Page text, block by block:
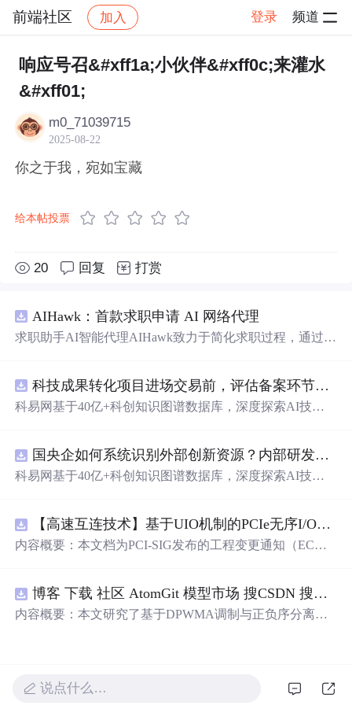
前端社区 加入 登录 频道
社区 前端社区 感慨 帖子详情
响应号召&#xff1a;小伙伴&#xff0c;来灌水
&#xff01;
m0_71039715
2025-08-22
你之于我，宛如宝藏
给本帖投票
20 回复 打赏
AIHawk：首款求职申请 AI 网络代理
求职助手AI智能代理AIHawk致力于简化求职过程，通过自
科技成果转化项目进场交易前，评估备案环节需要准备哪些材料？.docx
科易网基于40亿+科创知识图谱数据库，深度探索AI技术
新领域的AI+数智化解决方案，推动科技创新与产业创新
智能化发展。
国央企如何系统识别外部创新资源？内部研发体系完善，但对外部高校、中小科技企业技术能力缺乏动态认知。.docx
科易网基于40亿+科创知识图谱数据库，深度探索AI技术
新领域的AI+数智化解决方案，推动科技创新与产业创新
智能化发展。
【高速互连技术】基于UIO机制的PCIe无序I/O扩展：多路径架构下内存请求的高性能传输与排序控制方案设计
内容概要：本文档为PCI-SIG发布的工程变更通知（EC
规则对多路径拓扑和高性能IO系统的限制。UIO基于Flit模
式，定义了一套新的TLP（事务层包）类型和规则，允许
博客 下载 社区 AtomGit 模型市场 搜CSDN 搜索 AI 搜索 会员中心 创作中心 基于DPWMA调制与正负序分离的ANPC三电平并网逆变器前馈控制策略研究（Simulink仿真实现）
内容概要：本文研究了基于DPWMA调制与正负序分离的
PC）三电平逆变器拓扑，结合双极性倍频脉宽调制（DPW
MA）、正负序分离锁相技术和电网电压前馈控制，构建
说点什么…